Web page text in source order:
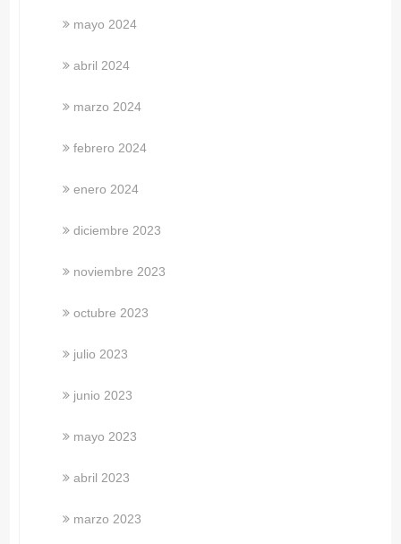
mayo 2024
abril 2024
marzo 2024
febrero 2024
enero 2024
diciembre 2023
noviembre 2023
octubre 2023
julio 2023
junio 2023
mayo 2023
abril 2023
marzo 2023